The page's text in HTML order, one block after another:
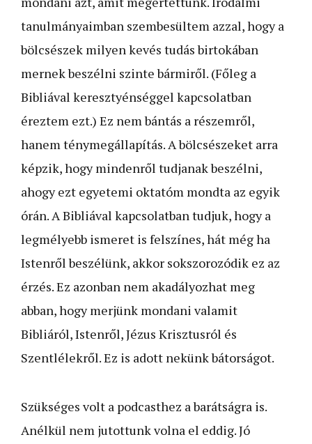
tanulmányaimban szembesültem azzal, hogy a
bölcsészek milyen kevés tudás birtokában
mernek beszélni szinte bármiről. (Főleg a
Bibliával keresztyénséggel kapcsolatban
éreztem ezt.) Ez nem bántás a részemről,
hanem ténymegállapítás. A bölcsészeket arra
képzik, hogy mindenről tudjanak beszélni,
ahogy ezt egyetemi oktatóm mondta az egyik
órán. A Bibliával kapcsolatban tudjuk, hogy a
legmélyebb ismeret is felszínes, hát még ha
Istenről beszélünk, akkor sokszorozódik ez az
érzés. Ez azonban nem akadályozhat meg
abban, hogy merjünk mondani valamit
Bibliáról, Istenről, Jézus Krisztusról és
Szentlélekről. Ez is adott nekünk bátorságot.
Szükséges volt a podcasthez a barátságra is.
Anélkül nem jutottunk volna el eddig. Jó